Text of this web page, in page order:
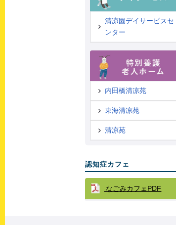
清凉園デイサービスセ
ンター
内田橋清凉苑
東海清凉苑
清凉苑
認知症カフェ
なごみカフェPDF